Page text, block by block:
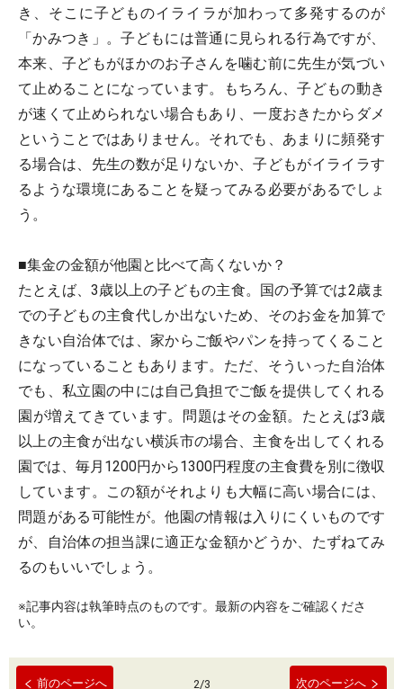
き、そこに子どものイライラが加わって多発するのが
「かみつき」。子どもには普通に見られる行為ですが、
本来、子どもがほかのお子さんを噛む前に先生が気づい
て止めることになっています。もちろん、子どもの動き
が速くて止められない場合もあり、一度おきたからダメ
ということではありません。それでも、あまりに頻発す
る場合は、先生の数が足りないか、子どもがイライラす
るような環境にあることを疑ってみる必要があるでしょ
う。
■集金の金額が他園と比べて高くないか？
たとえば、3歳以上の子どもの主食。国の予算では2歳ま
での子どもの主食代しか出ないため、そのお金を加算で
きない自治体では、家からご飯やパンを持ってくること
になっていることもあります。ただ、そういった自治体
でも、私立園の中には自己負担でご飯を提供してくれる
園が増えてきています。問題はその金額。たとえば3歳
以上の主食が出ない横浜市の場合、主食を出してくれる
園では、毎月1200円から1300円程度の主食費を別に徴収
しています。この額がそれよりも大幅に高い場合には、
問題がある可能性が。他園の情報は入りにくいものです
が、自治体の担当課に適正な金額かどうか、たずねてみ
るのもいいでしょう。
※記事内容は執筆時点のものです。最新の内容をご確認くださ
い。
前のページへ 2/3 次のページへ